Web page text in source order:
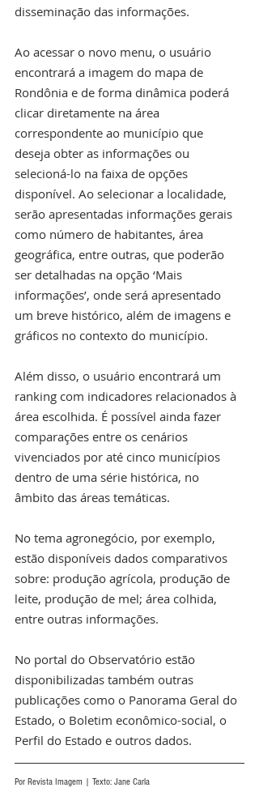
disseminação das informações.
Ao acessar o novo menu, o usuário
encontrará a imagem do mapa de
Rondônia e de forma dinâmica poderá
clicar diretamente na área
correspondente ao município que
deseja obter as informações ou
selecioná-lo na faixa de opções
disponível. Ao selecionar a localidade,
serão apresentadas informações gerais
como número de habitantes, área
geográfica, entre outras, que poderão
ser detalhadas na opção ‘Mais
informações’, onde será apresentado
um breve histórico, além de imagens e
gráficos no contexto do município.
Além disso, o usuário encontrará um
ranking com indicadores relacionados à
área escolhida. É possível ainda fazer
comparações entre os cenários
vivenciados por até cinco municípios
dentro de uma série histórica, no
âmbito das áreas temáticas.
No tema agronegócio, por exemplo,
estão disponíveis dados comparativos
sobre: produção agrícola, produção de
leite, produção de mel; área colhida,
entre outras informações.
No portal do Observatório estão
disponibilizadas também outras
publicações como o Panorama Geral do
Estado, o Boletim econômico-social, o
Perfil do Estado e outros dados.
Por Revista Imagem | Texto: Jane Carla